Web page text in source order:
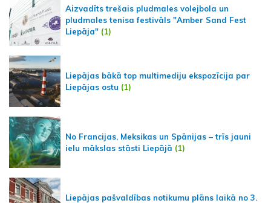
Aizvadīts trešais pludmales volejbola un
pludmales tenisa festivāls "Amber Sand Fest
Liepāja" (1)
Liepājas bākā top multimediju ekspozīcija par
Liepājas ostu (1)
No Francijas, Meksikas un Spānijas – trīs jauni
ielu mākslas stāsti Liepājā (1)
Liepājas pašvaldības notikumu plāns laikā no 3.